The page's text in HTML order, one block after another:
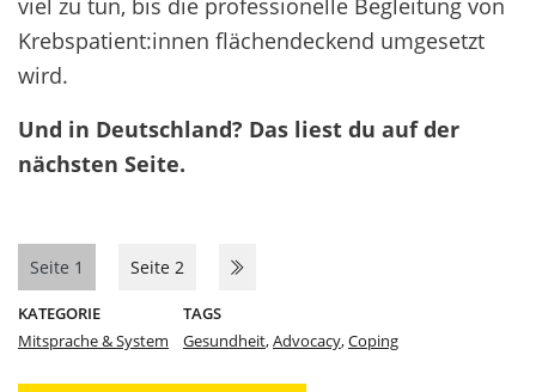
Krebspatient:innen flächendeckend umgesetzt
wird.
Und in Deutschland? Das liest du auf der
nächsten Seite.
Seite 1 Seite 2
KATEGORIE
Mitsprache & System
TAGS
Gesundheit,Advocacy,Coping